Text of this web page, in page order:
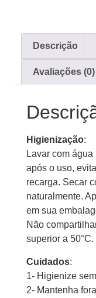
Descrição
Avaliações (0)
Higienização:
Lavar com
após o uso,
recarga. Secar
naturalmente.
em sua
Não
superior a 50°C.
Cuidados:
1- Higienize
2- Mantenha